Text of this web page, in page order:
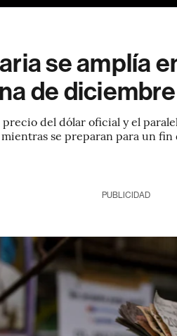
se amplía
de diciembre
del dólar oficial y el
se preparan para un fin
PUBLICIDAD